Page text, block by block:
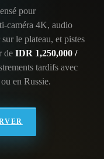
pour
caméra 4K, audio
le plateau, et pistes
de IDR 1,250,000 /
tardifs avec
en Russie.